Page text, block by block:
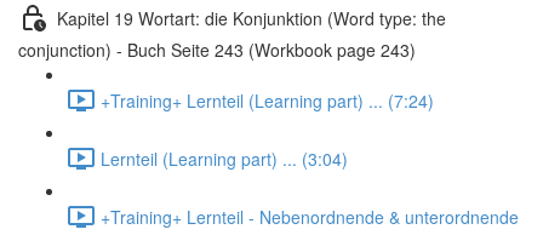
Kapitel 19 Wortart: die Konjunktion (Word type: the
conjunction) - Buch Seite 243 (Workbook page 243)
+Training+ Lernteil (Learning part) ... (7:24)
Lernteil (Learning part) ... (3:04)
+Training+ Lernteil - Nebenordnende & unterordnende